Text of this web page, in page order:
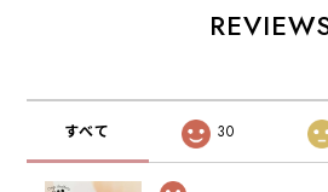
すべて 30